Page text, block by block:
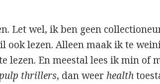
Let wel, ik ben geen
ook lezen. Alleen maak ik te
lezen. En meestal lees ik min of
pulp thrillers, dan weer health